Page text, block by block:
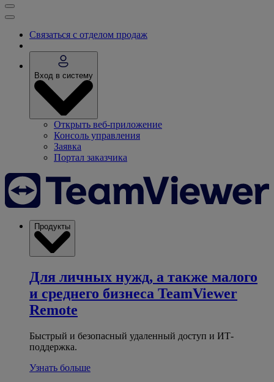
Связаться с отделом продаж
Вход в систему
Открыть веб-приложение
Консоль управления
Заявка
Портал заказчика
Продукты
Для личных нужд, а также малого
и среднего бизнеса TeamViewer
Remote
Быстрый и безопасный удаленный доступ и ИТ-
поддержка.
Узнать больше